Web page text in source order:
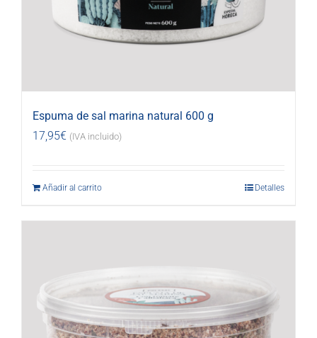
Espuma de sal marina natural 600 g
17,95€ (IVA incluido)
Añadir al carrito Detalles